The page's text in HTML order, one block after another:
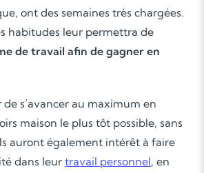
ont des semaines très chargées.
habitudes leur permettra de
de travail afin de gagner en
de s’avancer au maximum en
maison le plus tôt possible, sans
auront également intérêt à faire
dans leur travail personnel, en